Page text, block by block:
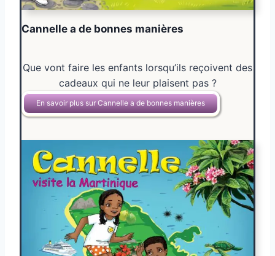
Cannelle a de bonnes manières
Que vont faire les enfants lorsqu’ils reçoivent des
cadeaux qui ne leur plaisent pas ?
En savoir plus sur Cannelle a de bonnes manières